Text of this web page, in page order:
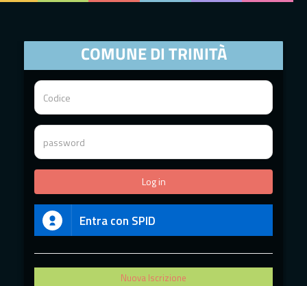
COMUNE DI TRINITÀ
Entra con SPID
Nuova Iscrizione